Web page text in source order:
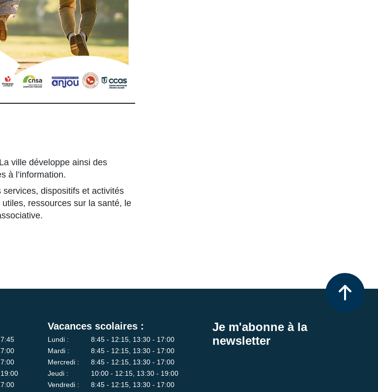
ville développe ainsi des
à l’information.
dispositifs et activités
ressources sur la santé, le
Vacances scolaires :
Lundi :
8:45 - 12:15, 13:30 - 17:00
Mardi :
8:45 - 12:15, 13:30 - 17:00
Mercredi :
8:45 - 12:15, 13:30 - 17:00
Jeudi :
10:00 - 12:15, 13:30 - 19:00
Vendredi :
8:45 - 12:15, 13:30 - 17:00
Je m'abonne à la
newsletter